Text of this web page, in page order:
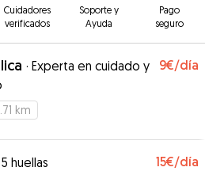
Cuidadores
verificados
Soporte y
Ayuda
Pago
seguro
· Experta en cuidado y
9€/día
km
huellas 15€/día